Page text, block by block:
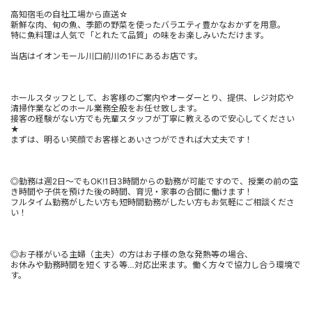
高知宿毛の自社工場から直送☆
新鮮な肉、旬の魚、季節の野菜を使ったバラエティ豊かなおかずを用意。
特に魚料理は人気で「とれたて品質」の味をお楽しみいただけます。
当店はイオンモール川口前川の1Fにあるお店です。
ホールスタッフとして、お客様のご案内やオーダーとり、提供、レジ対応や
清掃作業などのホール業務全般をお任せ致します。
接客の経験がない方でも先輩スタッフが丁寧に教えるので安心してください
★
まずは、明るい笑顔でお客様とあいさつができれば大丈夫です！
◎勤務は週2日～でもOK!1日3時間からの勤務が可能ですので、授業の前の空
き時間や子供を預けた後の時間、育児・家事の合間に働けます！
フルタイム勤務がしたい方も短時間勤務がしたい方もお気軽にご相談くださ
い！
◎お子様がいる主婦（主夫）の方はお子様の急な発熱等の場合、
お休みや勤務時間を短くする等…対応出来ます。働く方々で協力し合う環境で
す。